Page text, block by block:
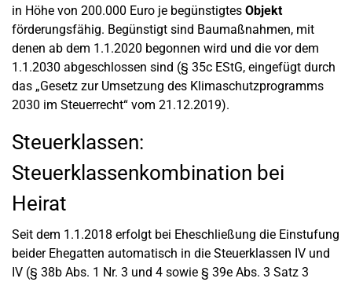
in Höhe von 200.000 Euro je begünstigtes Objekt
förderungsfähig. Begünstigt sind Baumaßnahmen, mit
denen ab dem 1.1.2020 begonnen wird und die vor dem
1.1.2030 abgeschlossen sind (§ 35c EStG, eingefügt durch
das „Gesetz zur Umsetzung des Klimaschutzprogramms
2030 im Steuerrecht“ vom 21.12.2019).
Steuerklassen:
Steuerklassenkombination bei
Heirat
Seit dem 1.1.2018 erfolgt bei Eheschließung die Einstufung
beider Ehegatten automatisch in die Steuerklassen IV und
IV (§ 38b Abs. 1 Nr. 3 und 4 sowie § 39e Abs. 3 Satz 3